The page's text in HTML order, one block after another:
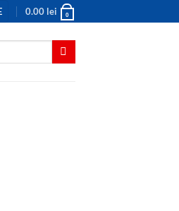
0.00 lei 0